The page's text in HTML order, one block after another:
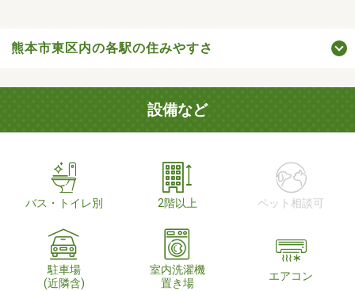
熊本市東区内の各駅の住みやすさ
設備など
バス・トイレ別 2階以上 ペット相談可
駐車場
(近隣含)
室内洗濯機
置き場
エアコン